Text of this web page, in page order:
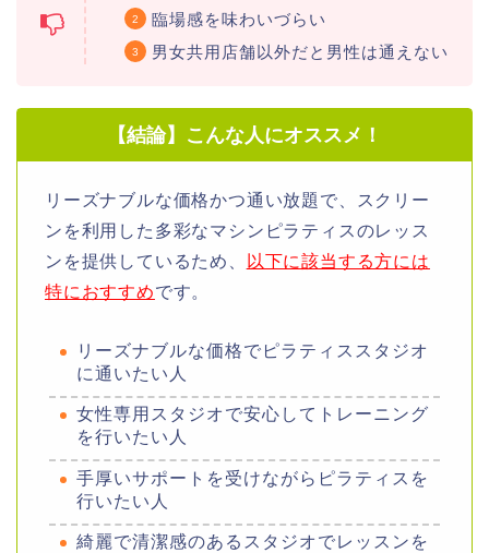
臨場感を味わいづらい
男女共用店舗以外だと男性は通えない
【結論】こんな人にオススメ！
リーズナブルな価格かつ通い放題で、スクリー
ンを利用した多彩なマシンピラティスのレッス
ンを提供しているため、
以下に該当する方には
特におすすめです。
リーズナブルな価格でピラティススタジオ
に通いたい人
女性専用スタジオで安心してトレーニング
を行いたい人
手厚いサポートを受けながらピラティスを
行いたい人
綺麗で清潔感のあるスタジオでレッスンを